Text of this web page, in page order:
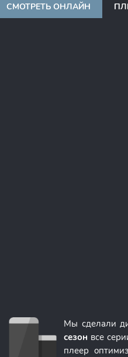
СМОТРЕТЬ ОНЛАЙН
Мы сделали
сезон все
плеер